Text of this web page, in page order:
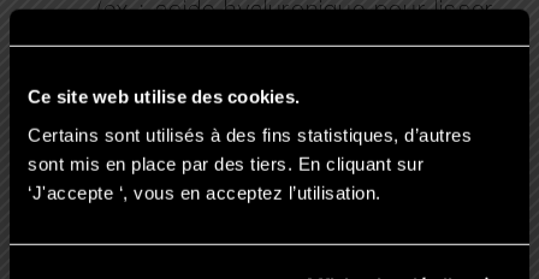
Ce site web utilise des cookies.
Certains sont utilisés à des fins statistiques, d’autres
sont mis en place par des tiers. En cliquant sur
‘J'accepte ‘, vous en acceptez l’utilisation.
(ex : acide hyaluronique pour lisser
le grain de peau)
Un soin contour yeux
Une crème solaire quotidienne
Ces indispensables de routine visage
conviennent à tous les types de peau et